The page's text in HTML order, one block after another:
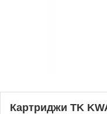
Картриджи TK